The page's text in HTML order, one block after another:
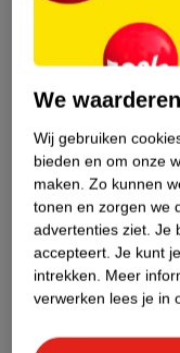
Over dit product
Etiketinformatie
Nature Impact
We
Wij gebruiken
bieden en om onze
maken. Zo kunnen
tonen en zorgen we
advertenties ziet. Je
accepteert. Je kunt
intrekken. Meer
verwerken lees je in